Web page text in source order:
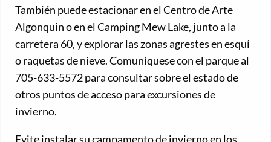
También puede estacionar en el Centro de Arte
Algonquin o en el Camping Mew Lake, junto a la
carretera 60, y explorar las zonas agrestes en esquí
o raquetas de nieve. Comuníquese con el parque al
705-633-5572 para consultar sobre el estado de
otros puntos de acceso para excursiones de
invierno.
Evite instalar su campamento de invierno en los